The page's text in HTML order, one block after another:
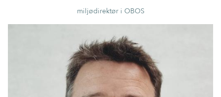
miljødirektør i OBOS